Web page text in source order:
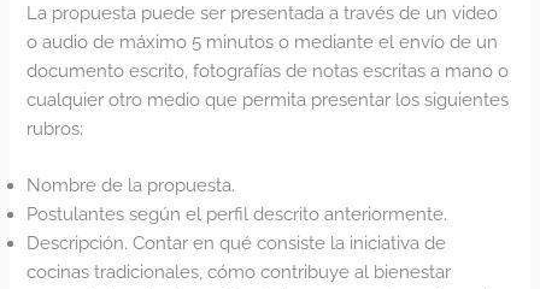
La propuesta puede ser presentada a través de un video
o audio de máximo 5 minutos o mediante el envío de un
documento escrito, fotografías de notas escritas a mano o
cualquier otro medio que permita presentar los siguientes
rubros:
Nombre de la propuesta.
Postulantes según el perfil descrito anteriormente.
Descripción. Contar en qué consiste la iniciativa de
cocinas tradicionales, cómo contribuye al bienestar